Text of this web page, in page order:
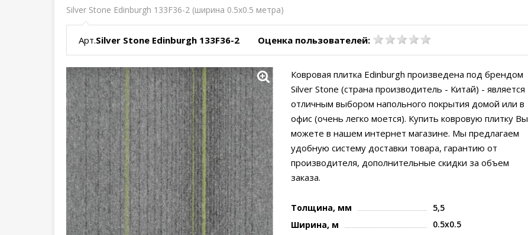
Silver Stone Edinburgh 133F36-2 (ширина 0.5x0.5 метра)
Арт.Silver Stone Edinburgh 133F36-2 Оценка пользователей:
Ковровая плитка Edinburgh произведена под брендом
Silver Stone (страна производитель - Китай) - является
отличным выбором напольного покрытия домой или в
офис (очень легко моется). Купить ковровую плитку Вы
можете в нашем интернет магазине. Мы предлагаем
удобную систему доставки товара, гарантию от
производителя, дополнительные скидки за объем
заказа.
Толщина, мм
5,5
Ширина, м
0.5x0.5